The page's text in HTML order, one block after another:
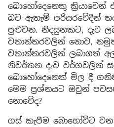
බොහෝදෙනෙකු ක්‍රියාවෙන්
බව ඇතැම් පරිසරවේදීන්
පුළුවන. නිදසුනකට, දැව
වනාන්තරවලින් නොව,
වනාන්තරවලින් ලබාගත්
නිවර්තන දැව වර්ගවලින්
බොහෝදෙනෙක් මිල දී
මෙම ප්‍රශ්නයට ඔවුන්
නොවේද?
ගස් කැපීම බොහෝවිට